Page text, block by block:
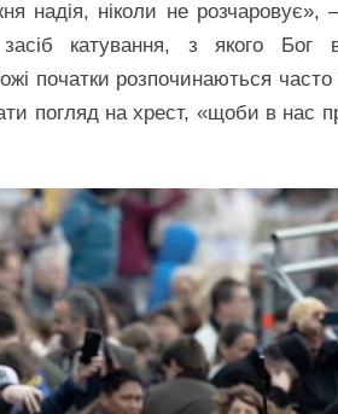
надія, ніколи не розчаровує»,
катування, з якого Бог
початки розпочинаються
погляд на хрест, «щоби в нас